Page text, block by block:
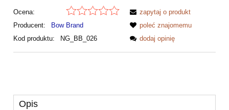
Ocena:
Producent:
Bow Brand
Kod produktu:
NG_BB_026
zapytaj o produkt
poleć znajomemu
dodaj opinię
Opis